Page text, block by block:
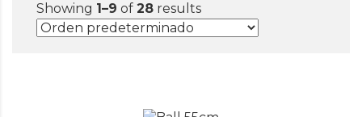
Showing 1–9 of 28 results